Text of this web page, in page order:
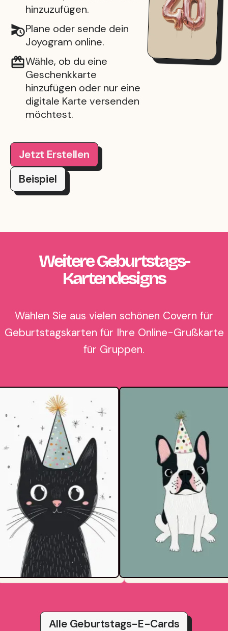
hinzuzufügen.
Plane oder sende dein
Joyogram online.
Wähle, ob du eine
Geschenkkarte
hinzufügen oder nur eine
digitale Karte versenden
möchtest.
Jetzt Erstellen
Beispiel
Weitere Geburtstags-
Kartendesigns
Wählen Sie aus vielen schönen Covern für
Geburtstagskarten für Ihre Online-Grußkarte
für Gruppen.
Alle Geburtstags-E-Cards